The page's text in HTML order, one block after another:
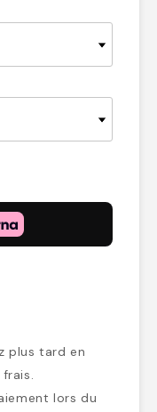
plus tard en
lors du